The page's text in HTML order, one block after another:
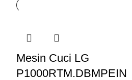
Mesin Cuci LG
P1000RTM.DBMPEIN